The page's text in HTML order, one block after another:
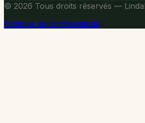
© 2026 Tous droits réservés —
Politique de confidentialité